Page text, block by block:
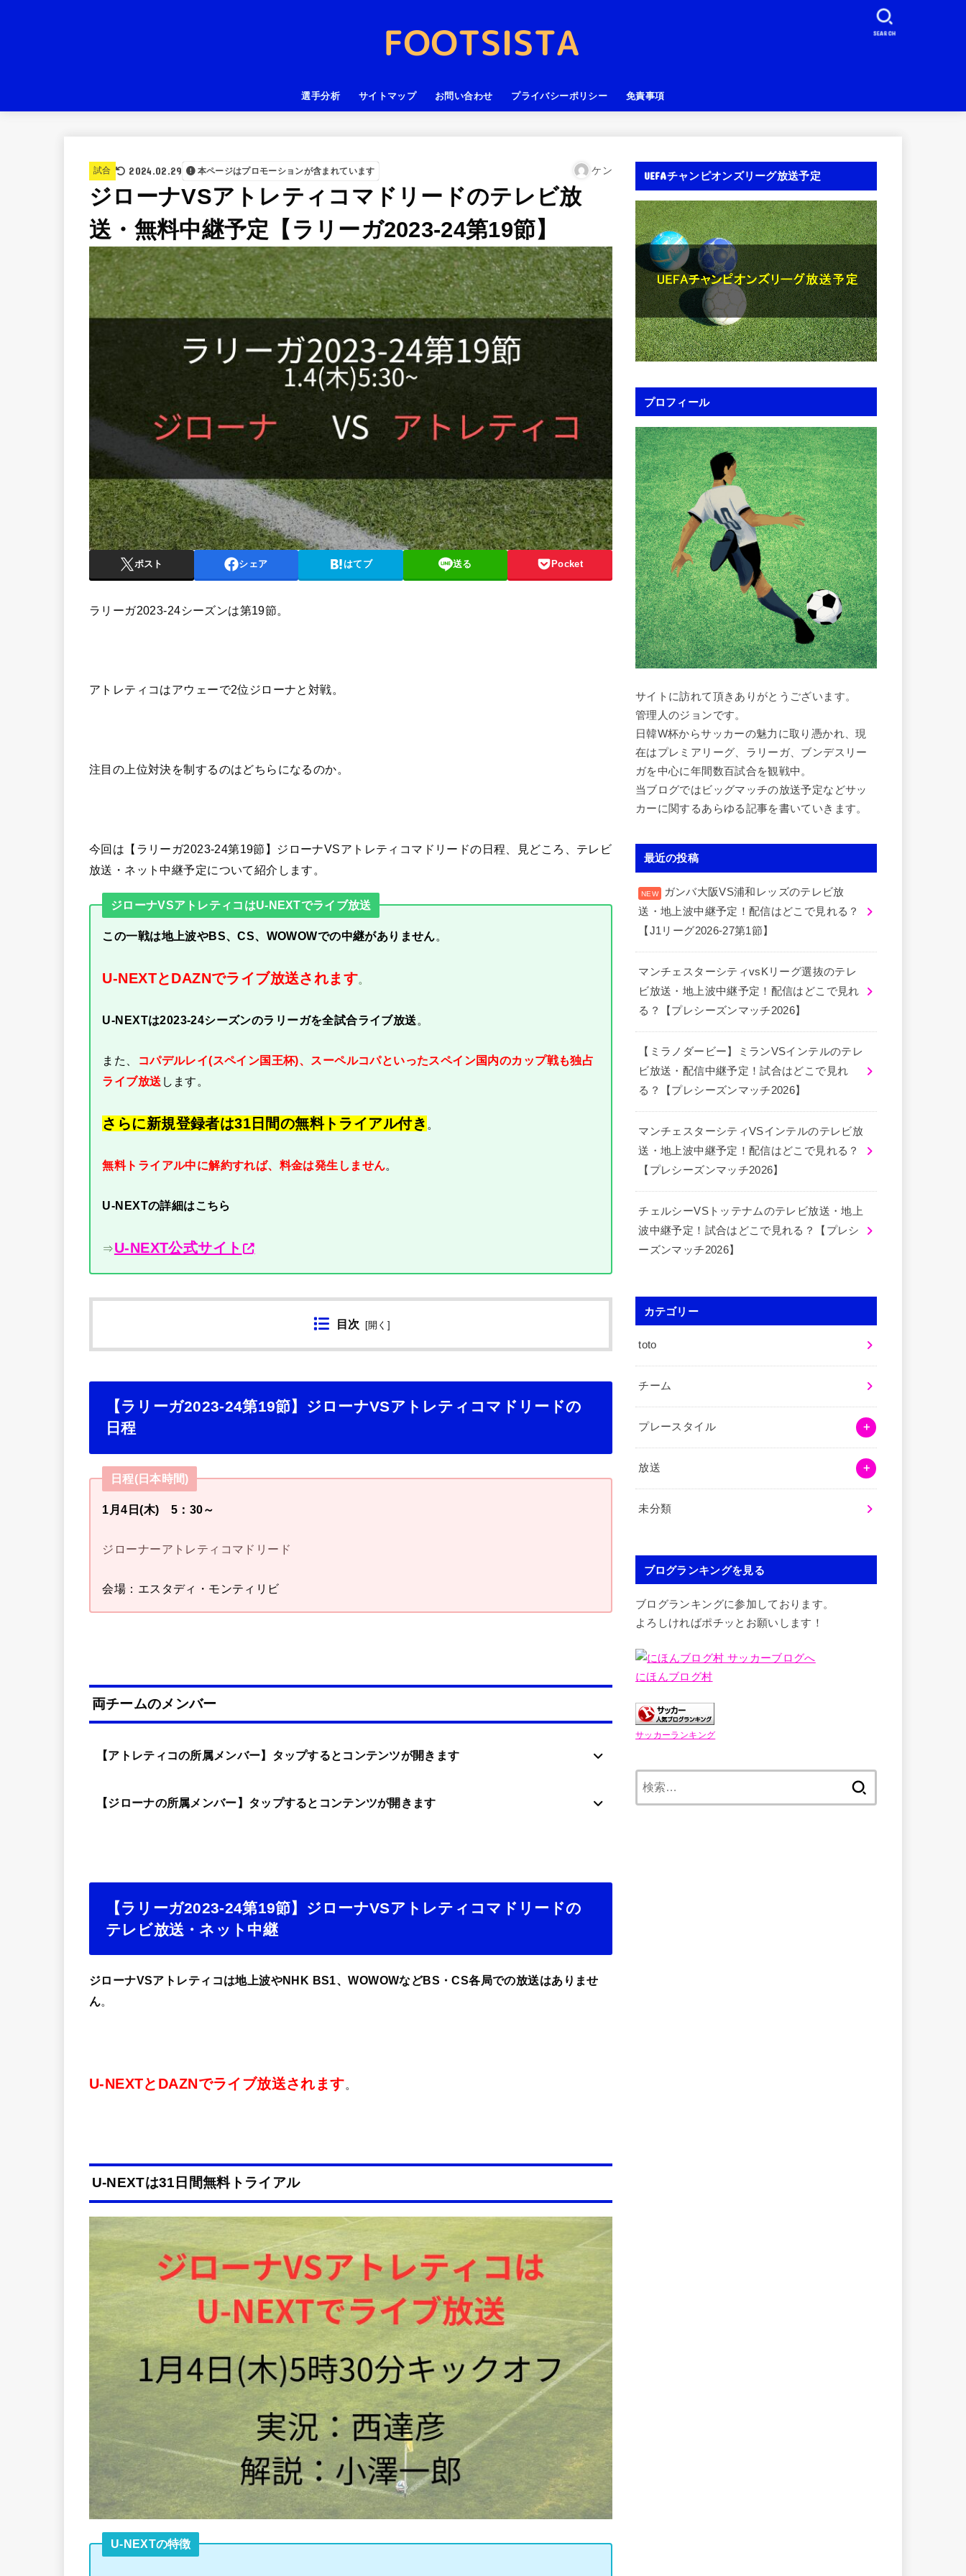
選手分析 サイトマップ お問い合わせ プライバシーポリシー 免責事項
SEARCH
試合 2024.02.29 本ページはプロモーションが含まれています ケン
ジローナVSアトレティコマドリードのテレビ放
送・無料中継予定【ラリーガ2023-24第19節】
ポスト シェア はてブ 送る Pocket
ラリーガ2023-24シーズンは第19節。
アトレティコはアウェーで2位ジローナと対戦。
注目の上位対決を制するのはどちらになるのか。
今回は【ラリーガ2023-24第19節】ジローナVSアトレティコマドリードの日程、見どころ、テレビ
放送・ネット中継予定について紹介します。
ジローナVSアトレティコはU-NEXTでライブ放送
この一戦は地上波やBS、CS、WOWOWでの中継がありません
U-NEXTとDAZNでライブ放送されます。
U-NEXTは2023-24シーズンのラリーガを全試合ライブ放送 。
また、
コパデルレイ(スペイン国王杯)、スーペルコパといったスペイン国内のカップ戦も独占
ライブ放送 します。
さらに新規登録者は31日間の無料トライアル付き 。
無料トライアル中に解約すれば、料金は発生しません。
U-NEXTの詳細はこちら
⇒U-NEXT公式サイト
目次 開く
【ラリーガ2023-24第19節】ジローナVSアトレティコマドリードの
日程
日程(日本時間)
1月4日(木) 5：30～
ジローナーアトレティコマドリード
会場：エスタディ・モンティリビ
両チームのメンバー
【アトレティコの所属メンバー】タップするとコンテンツが開きます
【ジローナの所属メンバー】タップするとコンテンツが開きます
【ラリーガ2023-24第19節】ジローナVSアトレティコマドリードの
テレビ放送・ネット中継
ジローナVSアトレティコは地上波やNHK BS1、WOWOWなどBS・CS各局での放送はありませ
ん。
U-NEXTとDAZNでライブ放送されます。
U-NEXTは31日間無料トライアル
U-NEXTの特徴
UEFAチャンピオンズリーグ放送予定
プロフィール
サイトに訪れて頂きありがとうございます。
管理人のジョンです。
日韓W杯からサッカーの魅力に取り憑かれ、現
在はプレミアリーグ、ラリーガ、ブンデスリー
ガを中心に年間数百試合を観戦中。
当ブログではビッグマッチの放送予定などサッ
カーに関するあらゆる記事を書いていきます。
最近の投稿
ガンバ大阪VS浦和レッズのテレビ放
送・地上波中継予定！配信はどこで見れる？
【J1リーグ2026-27第1節】
マンチェスターシティvsKリーグ選抜のテレ
ビ放送・地上波中継予定！配信はどこで見れ
る？【プレシーズンマッチ2026】
【ミラノダービー】ミランVSインテルのテレ
ビ放送・配信中継予定！試合はどこで見れ
る？【プレシーズンマッチ2026】
マンチェスターシティVSインテルのテレビ放
送・地上波中継予定！配信はどこで見れる？
【プレシーズンマッチ2026】
チェルシーVSトッテナムのテレビ放送・地上
波中継予定！試合はどこで見れる？【プレシ
ーズンマッチ2026】
カテゴリー
toto
チーム
プレースタイル
放送
未分類
ブログランキングを見る
ブログランキングに参加しております。
よろしければポチッとお願いします！
にほんブログ村
サッカーランキング